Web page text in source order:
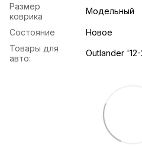
Размер
коврика
Модельный
Состояние
Новое
Товары для
авто:
Outlander